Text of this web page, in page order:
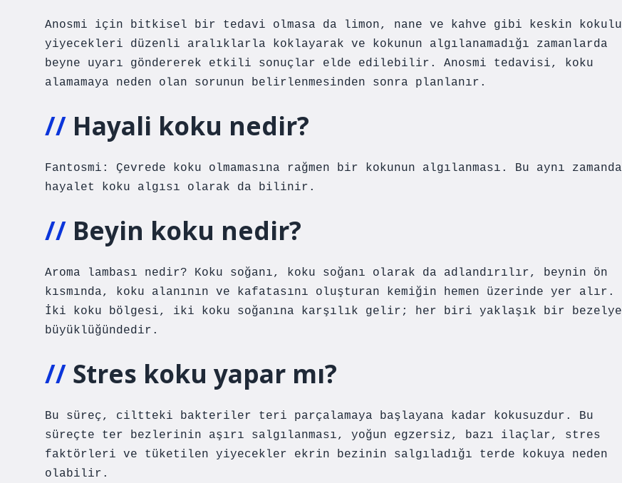
Anosmi için bitkisel bir tedavi olmasa da limon, nane ve kahve gibi keskin kokulu
yiyecekleri düzenli aralıklarla koklayarak ve kokunun algılanamadığı zamanlarda
beyne uyarı göndererek etkili sonuçlar elde edilebilir. Anosmi tedavisi, koku
alamamaya neden olan sorunun belirlenmesinden sonra planlanır.
Hayali koku nedir?
Fantosmi: Çevrede koku olmamasına rağmen bir kokunun algılanması. Bu aynı zamanda
hayalet koku algısı olarak da bilinir.
Beyin koku nedir?
Aroma lambası nedir? Koku soğanı, koku soğanı olarak da adlandırılır, beynin ön
kısmında, koku alanının ve kafatasını oluşturan kemiğin hemen üzerinde yer alır.
İki koku bölgesi, iki koku soğanına karşılık gelir; her biri yaklaşık bir bezelye
büyüklüğündedir.
Stres koku yapar mı?
Bu süreç, ciltteki bakteriler teri parçalamaya başlayana kadar kokusuzdur. Bu
süreçte ter bezlerinin aşırı salgılanması, yoğun egzersiz, bazı ilaçlar, stres
faktörleri ve tüketilen yiyecekler ekrin bezinin salgıladığı terde kokuya neden
olabilir.